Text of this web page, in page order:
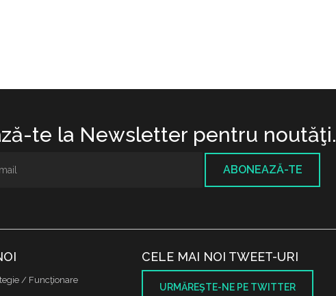
te la Newsletter pentru noutăţi.
ABONEAZĂ-TE
/ Funcţionare
CELE MAI NOI TWEET-URI
URMĂREŞTE-NE PE TWITTER